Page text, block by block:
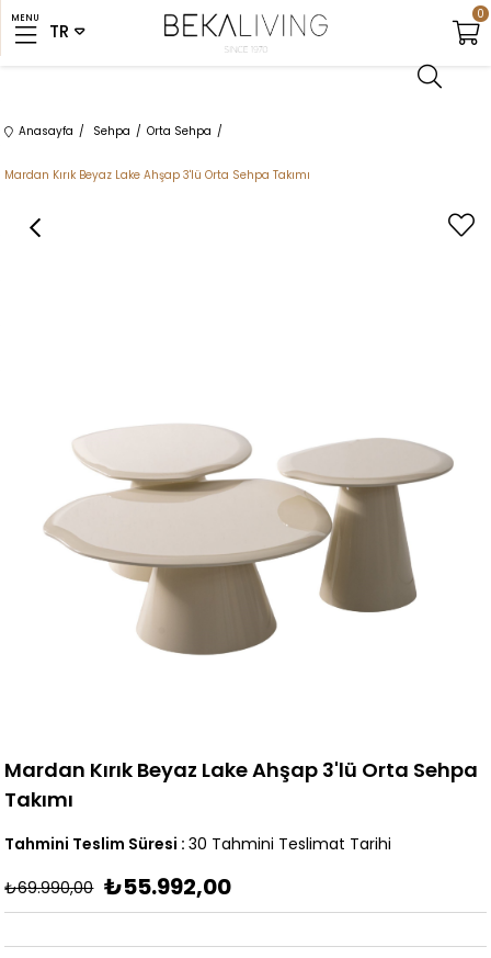
MENU 0
Anasayfa Sehpa Orta Sehpa
Mardan Kırık Beyaz Lake Ahşap 3'lü Orta Sehpa Takımı
Mardan Kırık Beyaz Lake Ahşap 3'lü Orta Sehpa
Takımı
Tahmini Teslim Süresi : 30 Tahmini Teslimat Tarihi
₺69.990,00 ₺55.992,00